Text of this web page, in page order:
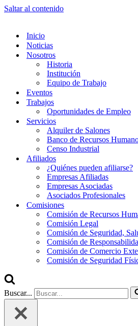
Saltar al contenido
Inicio
Noticias
Nosotros
Historia
Institución
Equipo de Trabajo
Eventos
Trabajos
Oportunidades de Empleo
Servicios
Alquiler de Salones
Banco de Recursos
Censo Industrial
Afiliados
¿Quiénes pueden afiliarse?
Empresas Afiliadas
Empresas Asociadas
Asociados Profesionales
Comisiones
Comisión de Recursos
Comisión Legal
Comisión de Seguridad,
Comisión de
Comisión de Comercio
Comisión de Seguridad
Buscar...